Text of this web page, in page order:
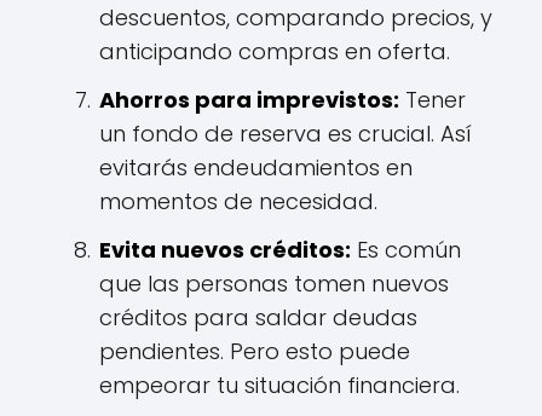
descuentos, comparando precios, y
anticipando compras en oferta.
Ahorros para imprevistos: Tener
un fondo de reserva es crucial. Así
evitarás endeudamientos en
momentos de necesidad.
Evita nuevos créditos: Es común
que las personas tomen nuevos
créditos para saldar deudas
pendientes. Pero esto puede
empeorar tu situación financiera.